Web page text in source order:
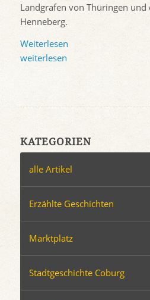
Landgrafen von Thüringen und
Henneberg.
Weiterlesen
weiterlesen
KATEGORIEN
alle Artikel
Erzählte Geschichten
Marktplatz
Stadtgeschichte Coburg